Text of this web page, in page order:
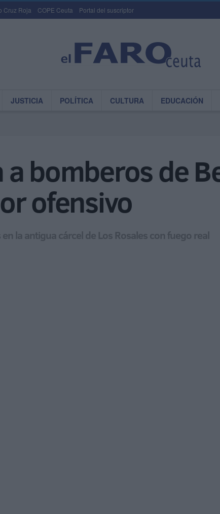
Cruz Roja COPE Ceuta Portal del suscriptor
JUSTICIA POLÍTICA CULTURA EDUCACIÓN
a bomberos de
ofensivo
la antigua cárcel de Los Rosales con fuego real